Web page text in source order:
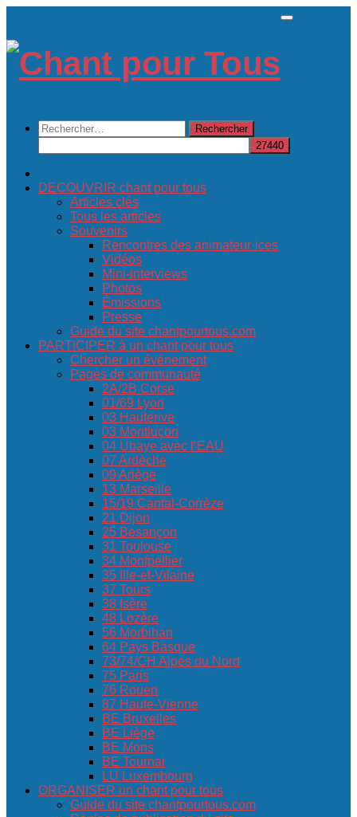
content
Rechercher :
DECOUVRIR chant pour tous
Articles clés
Tous les articles
Souvenirs
Rencontres des animateur·ices
Vidéos
Mini-interviews
Photos
Émissions
Presse
Guide du site chantpourtous.com
PARTICIPER à un chant pour tous
Chercher un événement
Pages de communauté
2A/2B Corse
01/69 Lyon
03 Hauterive
03 Montluçon
04 Ubaye avec l’EAU
07 Ardèche
09 Ariège
13 Marseille
15/19 Cantal-Corrèze
21 Dijon
25 Besançon
31 Toulouse
34 Montpellier
35 Ille-et-Vilaine
37 Tours
38 Isère
48 Lozère
56 Morbihan
64 Pays Basque
73/74/CH Alpes du Nord
75 Paris
76 Rouen
87 Haute-Vienne
BE Bruxelles
BE Liège
BE Mons
BE Tournai
LU Luxembourg
ORGANISER un chant pour tous
Guide du site chantpourtous.com